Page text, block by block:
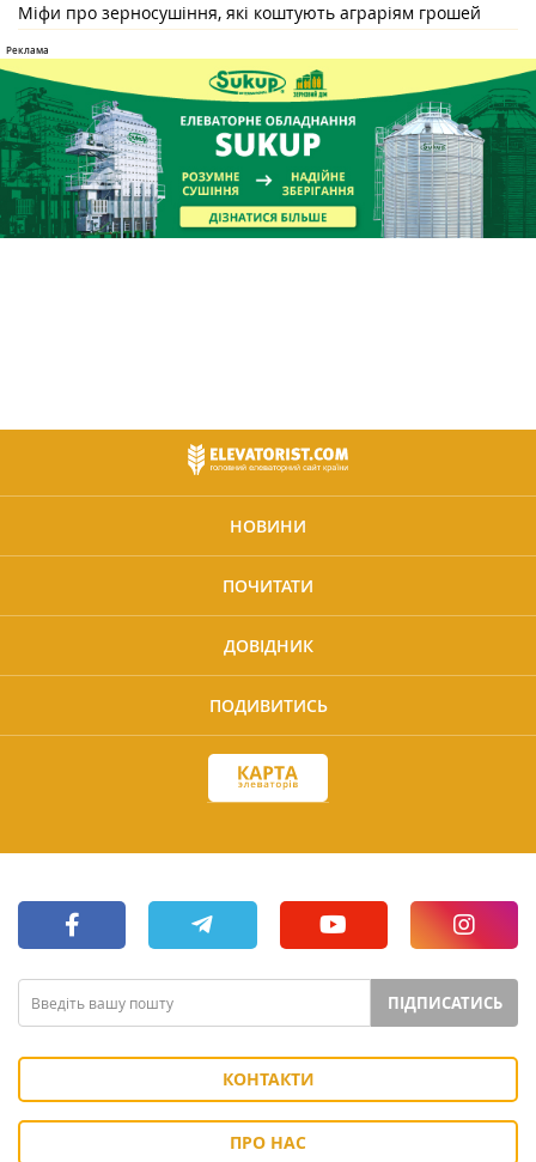
Міфи про зерносушіння, які коштують аграріям грошей
НОВИНИ
ПОЧИТАТИ
ДОВІДНИК
ПОДИВИТИСЬ
ПІДПИСАТИСЬ
КОНТАКТИ
ПРО НАС